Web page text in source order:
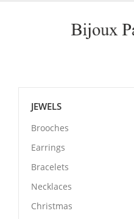
JEWELS
Brooches
Earrings
Bracelets
Necklaces
Christmas